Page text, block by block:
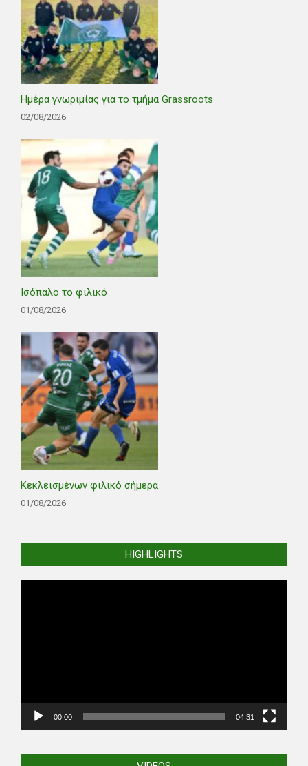
Ημέρα γνωριμίας για το τμήμα Grassroots
02/08/2026
Ισόπαλο το φιλικό
01/08/2026
Κεκλεισμένων φιλικό σήμερα
01/08/2026
HIGHLIGHTS
00:00 04:31